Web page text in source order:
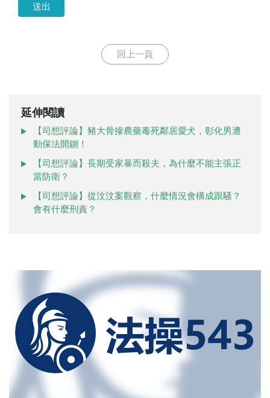
送出
回上一頁
延伸閱讀
【司想評論】豬大骨摻農藥毒死鄰居愛犬，彰化男遭
動保法開鍘！
【司想評論】長期受家暴而殺夫，為什麼不能主張正
當防衛？
【司想評論】從汶汶案觀察，什麼情況會構成跟騷？
會有什麼刑責？